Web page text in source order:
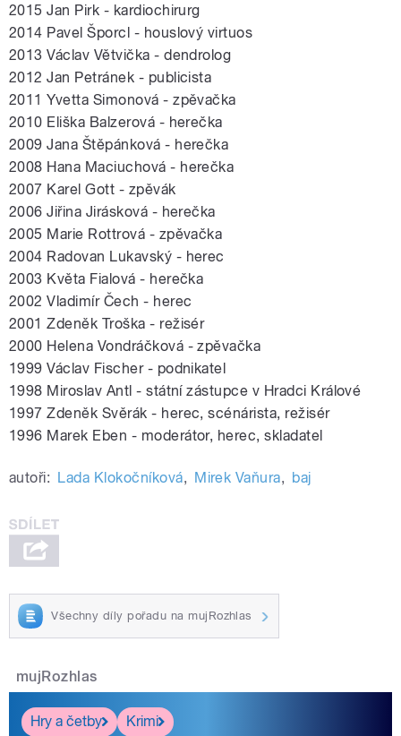
2015 Jan Pirk - kardiochirurg
2014 Pavel Šporcl - houslový virtuos
2013 Václav Větvička - dendrolog
2012 Jan Petránek - publicista
2011 Yvetta Simonová - zpěvačka
2010 Eliška Balzerová - herečka
2009 Jana Štěpánková - herečka
2008 Hana Maciuchová - herečka
2007 Karel Gott - zpěvák
2006 Jiřina Jirásková - herečka
2005 Marie Rottrová - zpěvačka
2004 Radovan Lukavský - herec
2003 Květa Fialová - herečka
2002 Vladimír Čech - herec
2001 Zdeněk Troška - režisér
2000 Helena Vondráčková - zpěvačka
1999 Václav Fischer - podnikatel
1998 Miroslav Antl - státní zástupce v Hradci Králové
1997 Zdeněk Svěrák - herec, scénárista, režisér
1996 Marek Eben - moderátor, herec, skladatel
autoři: Lada Klokočníková, Mirek Vaňura, baj
Všechny díly pořadu na mujRozhlas
mujRozhlas
Hry a četby Krimi